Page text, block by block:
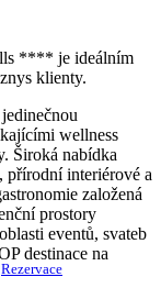
Rezervace
**** je ideálním
klienty.
wellness
Široká nabídka
interiérové ​​a
založená
prostory
eventů, svateb
destinace na